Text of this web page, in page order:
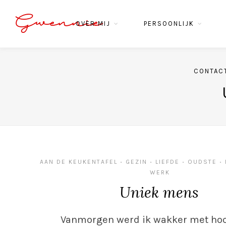
Gwennie
OVER MIJ PERSOONLIJK
AAN DE KEUKENTAFEL • GEZIN • LIEFDE • OUDSTE •
WERK
Uniek mens
Vanmorgen werd ik wakker met